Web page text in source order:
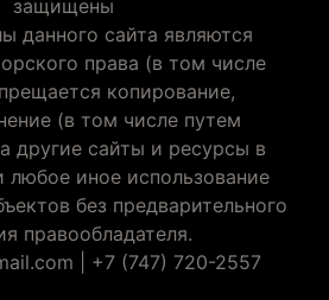
защищены
данного сайта являются
права (в том числе
копирование,
(в том числе путем
другие сайты и ресурсы в
любое иное использование
без предварительного
правообладателя.
+7 (747) 720-2557